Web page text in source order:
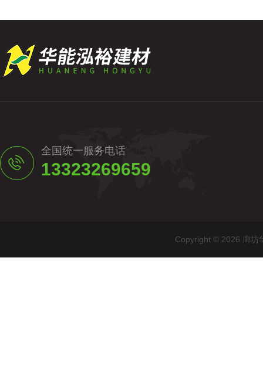
全国统一服务电话
13323269659
Copyright © 2026 廊